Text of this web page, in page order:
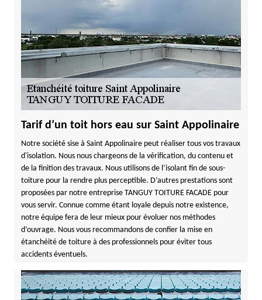
Tarif d’un toit hors eau sur Saint Appolinaire
Notre société sise à Saint Appolinaire peut réaliser tous vos travaux
d'isolation. Nous nous chargeons de la vérification, du contenu et
de la finition des travaux. Nous utilisons de l’isolant fin de sous-
toiture pour la rendre plus perceptible. D’autres prestations sont
proposées par notre entreprise TANGUY TOITURE FACADE pour
vous servir. Connue comme étant loyale depuis notre existence,
notre équipe fera de leur mieux pour évoluer nos méthodes
d’ouvrage. Nous vous recommandons de confier la mise en
étanchéité de toiture à des professionnels pour éviter tous
accidents éventuels.